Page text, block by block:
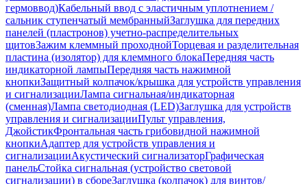
гермоввод)Кабельный ввод с эластичным уплотнением /
сальник ступенчатый мембранныйЗаглушка для передних
панелей (пластронов) учетно-распределительных
щитовЗажим клеммный проходнойТорцевая и разделительная
пластина (изолятор) для клеммного блокаПередняя часть
индикаторной лампыПередняя часть нажимной
кнопкиЗащитный колпачок/крышка для устройств управления
и сигнализацииЛампа сигнальная/индикаторная
(сменная)Лампа светодиодная (LED)Заглушка для устройств
управления и сигнализацииПульт управления,
ДжойстикФронтальная часть грибовидной нажимной
кнопкиАдаптер для устройств управления и
сигнализацииАкустический сигнализаторГрафическая
панельСтойка сигнальная (устройство световой
сигнализации) в сбореЗаглушка (колпачок) для винтов/